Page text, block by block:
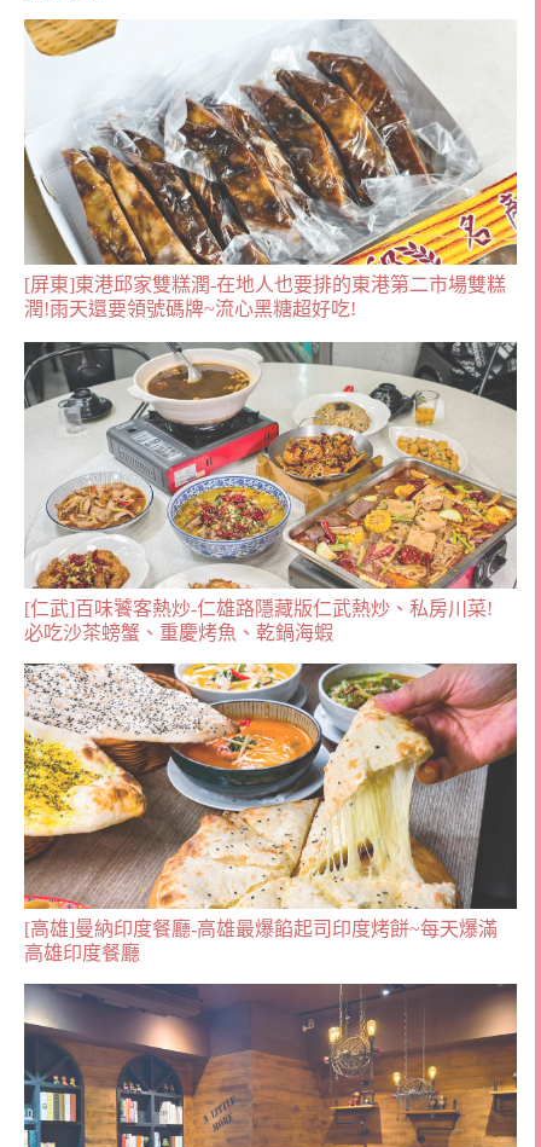
[屏東]東港邱家雙糕潤-在地人也要排的東港第二市場雙糕
潤!雨天還要領號碼牌~流心黑糖超好吃!
[仁武]百味饕客熱炒-仁雄路隱藏版仁武熱炒、私房川菜!
必吃沙茶螃蟹、重慶烤魚、乾鍋海蝦
[高雄]曼納印度餐廳-高雄最爆餡起司印度烤餅~每天爆滿
高雄印度餐廳